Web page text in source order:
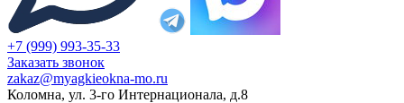
+7 (999) 993-35-33
Заказать звонок
zakaz@myagkieokna-mo.ru
Коломна, ул. 3-го Интернационала, д.8